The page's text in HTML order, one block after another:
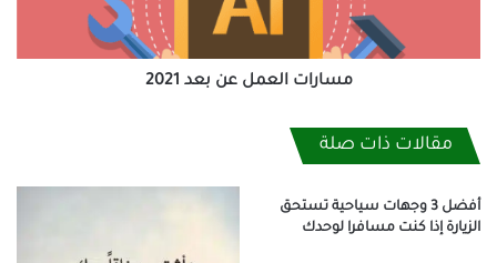
مسارات العمل عن بعد 2021
مقالات ذات صلة
أفضل 3 وجهات سياحية تستحق
الزيارة إذا كنت مسافرا لوحدك